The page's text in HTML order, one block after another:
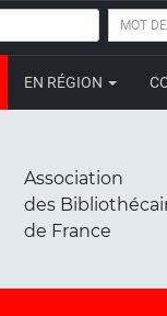
MOT
PASSE
EN RÉGION
Association
des
de France